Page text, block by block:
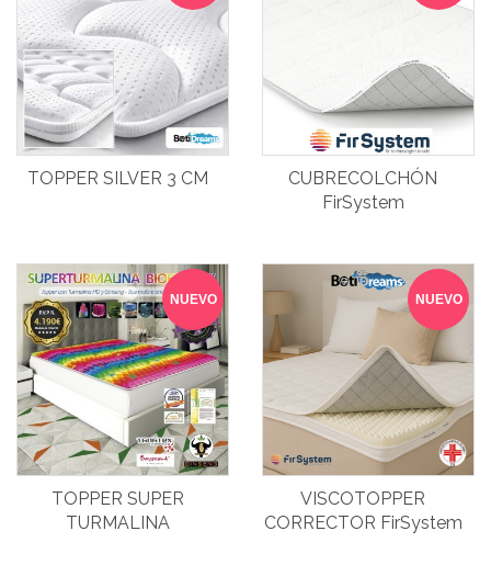
TOPPER SILVER 3 CM
CUBRECOLCHÓN
FirSystem
NUEVO
TOPPER SUPER
TURMALINA
NUEVO
VISCOTOPPER
CORRECTOR FirSystem